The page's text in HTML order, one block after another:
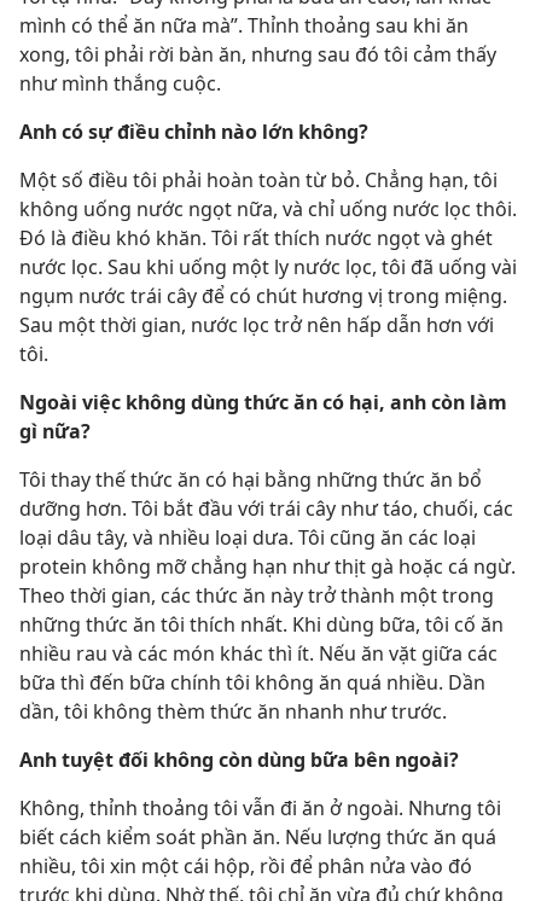
mình có thể ăn nữa mà”. Thỉnh thoảng sau khi ăn
xong, tôi phải rời bàn ăn, nhưng sau đó tôi cảm thấy
như mình thắng cuộc.
Anh có sự điều chỉnh nào lớn không?
Một số điều tôi phải hoàn toàn từ bỏ. Chẳng hạn, tôi
không uống nước ngọt nữa, và chỉ uống nước lọc thôi.
Đó là điều khó khăn. Tôi rất thích nước ngọt và ghét
nước lọc. Sau khi uống một ly nước lọc, tôi đã uống vài
ngụm nước trái cây để có chút hương vị trong miệng.
Sau một thời gian, nước lọc trở nên hấp dẫn hơn với
tôi.
Ngoài việc không dùng thức ăn có hại, anh còn làm
gì nữa?
Tôi thay thế thức ăn có hại bằng những thức ăn bổ
dưỡng hơn. Tôi bắt đầu với trái cây như táo, chuối, các
loại dâu tây, và nhiều loại dưa. Tôi cũng ăn các loại
protein không mỡ chẳng hạn như thịt gà hoặc cá ngừ.
Theo thời gian, các thức ăn này trở thành một trong
những thức ăn tôi thích nhất. Khi dùng bữa, tôi cố ăn
nhiều rau và các món khác thì ít. Nếu ăn vặt giữa các
bữa thì đến bữa chính tôi không ăn quá nhiều. Dần
dần, tôi không thèm thức ăn nhanh như trước.
Anh tuyệt đối không còn dùng bữa bên ngoài?
Không, thỉnh thoảng tôi vẫn đi ăn ở ngoài. Nhưng tôi
biết cách kiểm soát phần ăn. Nếu lượng thức ăn quá
nhiều, tôi xin một cái hộp, rồi để phân nửa vào đó
trước khi dùng. Nhờ thế, tôi chỉ ăn vừa đủ chứ không